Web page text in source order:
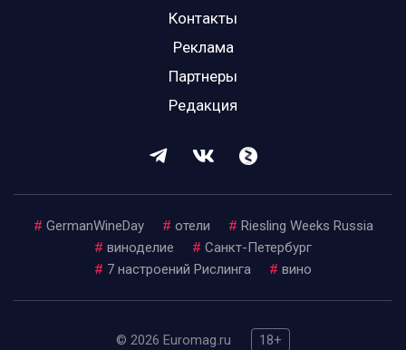
Контакты
Реклама
Партнеры
Редакция
# GermanWineDay # отели # Riesling Weeks Russia
# виноделие # Санкт-Петербург
# 7 настроений Рислинга # вино
© 2026 Euromag.ru
18+